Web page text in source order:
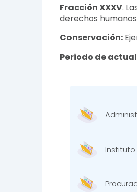
Fracción XXXV.
derechos
Conservación:
Periodo de
Instituto